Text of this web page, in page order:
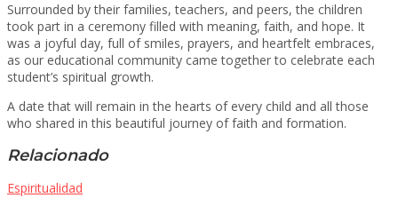
Surrounded by their families, teachers, and peers, the children
took part in a ceremony filled with meaning, faith, and hope. It
was a joyful day, full of smiles, prayers, and heartfelt embraces,
as our educational community came together to celebrate each
student’s spiritual growth.
A date that will remain in the hearts of every child and all those
who shared in this beautiful journey of faith and formation.
Relacionado
Espiritualidad